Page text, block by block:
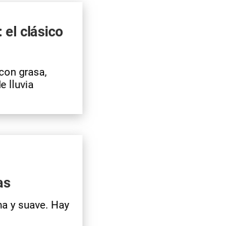
el clásico
grasa,
lluvia
y suave. Hay